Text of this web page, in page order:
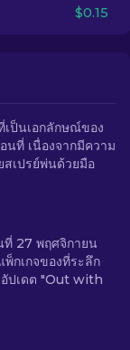
$0.15
เป็นเอกลักษณ์ของ
นที่ เนื่องจากมีความ
เปรย์พ่นด้วยมือ
27 พฤศจิกายน
กเกจของที่ระลึก
ปเดต "Out with